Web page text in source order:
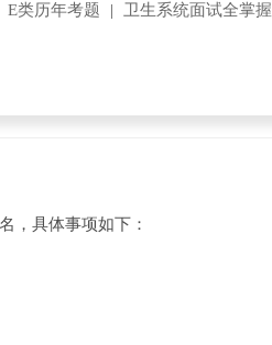
E类历年考题 | 卫生系统面试全掌握
，具体事项如下：